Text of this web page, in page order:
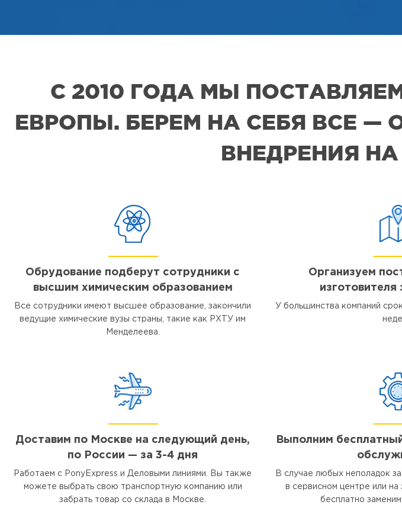
С 2010 ГОДА МЫ
ЕВРОПЫ. БЕРЕМ НА СЕБЯ ВСЕ
ВНЕДРЕНИЯ
Обрудование подберут сотрудники с
высшим химическим образованием
Все сотрудники имеют высшее образование, закончили
ведущие химические вузы страны, такие как РХТУ им
Менделеева.
Организуем
изготовителя
У большинства компаний
Доставим по Москве на следующий день,
по России — за 3-4 дня
Работаем с PonyExpress и Деловыми линиями. Вы также
можете выбрать свою транспортную компанию или
забрать товар со склада в Москве.
Выполним
В случае любых неполадок
в сервисном центре или на
бесплатно